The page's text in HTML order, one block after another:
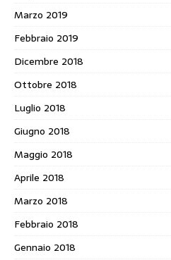
Marzo 2019
Febbraio 2019
Dicembre 2018
Ottobre 2018
Luglio 2018
Giugno 2018
Maggio 2018
Aprile 2018
Marzo 2018
Febbraio 2018
Gennaio 2018